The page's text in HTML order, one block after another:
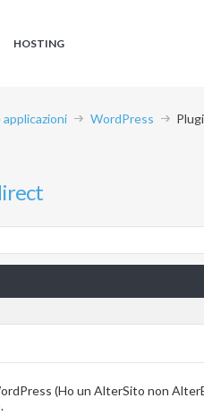
HOSTING
WordPress
(Ho un AlterSito non